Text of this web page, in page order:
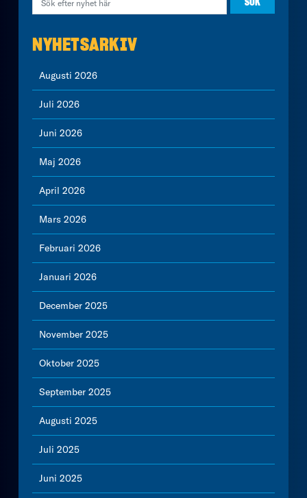
NYHETSARKIV
Augusti 2026
Juli 2026
Juni 2026
Maj 2026
April 2026
Mars 2026
Februari 2026
Januari 2026
December 2025
November 2025
Oktober 2025
September 2025
Augusti 2025
Juli 2025
Juni 2025